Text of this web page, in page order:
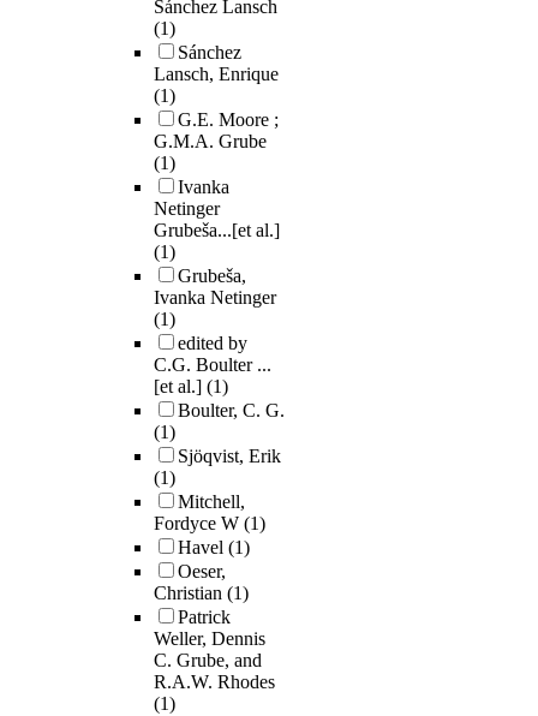
Sánchez Lansch
(1)
Sánchez
Lansch, Enrique
(1)
G.E. Moore ;
G.M.A. Grube
(1)
Ivanka
Netinger
Grubeša...[et al.]
(1)
Grubeša,
Ivanka Netinger
(1)
edited by
C.G. Boulter ...
[et al.] (1)
Boulter, C. G.
(1)
Sjöqvist, Erik
(1)
Mitchell,
Fordyce W (1)
Havel (1)
Oeser,
Christian (1)
Patrick
Weller, Dennis
C. Grube, and
R.A.W. Rhodes
(1)